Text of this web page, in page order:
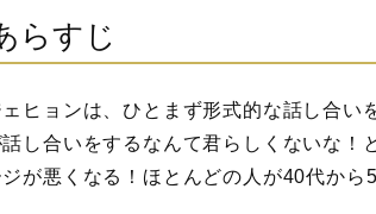
らすじ
ヒョンは、ひとまず形式的な話し合い
し合いをするなんて君らしくないな！
が悪くなる！ほとんどの人が40代から